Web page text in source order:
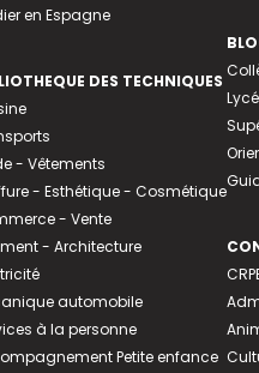
en Espagne
DES TECHNIQUES
- Vêtements
- Esthétique - Cosmétique
- Vente
- Architecture
automobile
à la personne
Petite enfance